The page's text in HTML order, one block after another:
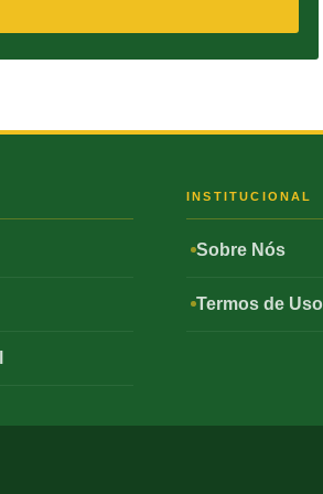
INSTITUCIONAL
Sobre Nós
Termos de Uso